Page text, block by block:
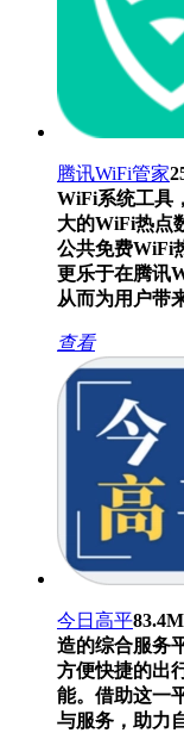
腾讯WiFi管家
WiFi系统工具
大的WiFi热点
公共免费WiFi
更乐于在腾讯
从而为用户带
查看
今日高平
造的综合服务
方便快捷的出
能。借助这一
与服务，助力